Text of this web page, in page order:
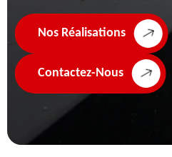
Nos Réalisations
Contactez-Nous